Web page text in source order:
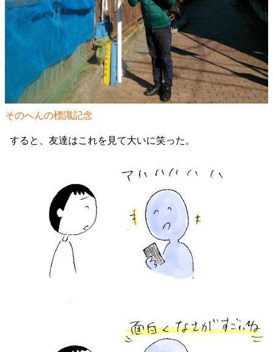
そのへんの標識記念
すると、友達はこれを見て大いに笑った。